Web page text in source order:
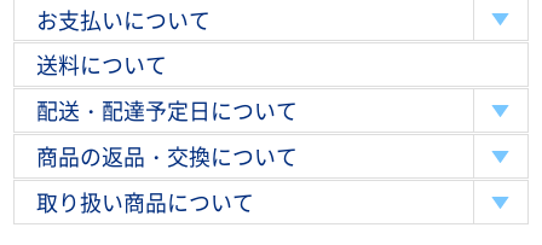
お支払いについて
送料について
配送・配達予定日について
商品の返品・交換について
取り扱い商品について